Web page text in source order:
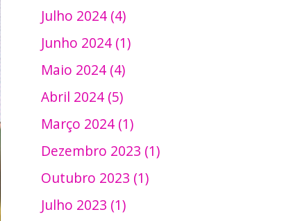
Julho 2024 (4)
Junho 2024 (1)
Maio 2024 (4)
Abril 2024 (5)
Março 2024 (1)
Dezembro 2023 (1)
Outubro 2023 (1)
Julho 2023 (1)